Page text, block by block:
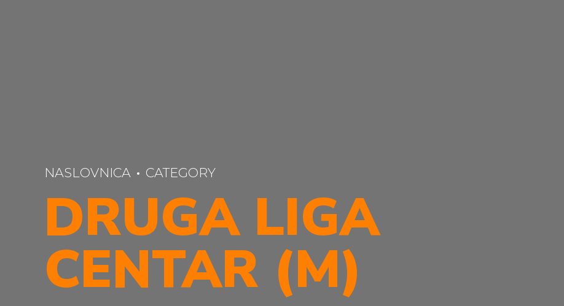
NASLOVNICA CATEGORY
DRUGA LIGA
CENTAR (M)